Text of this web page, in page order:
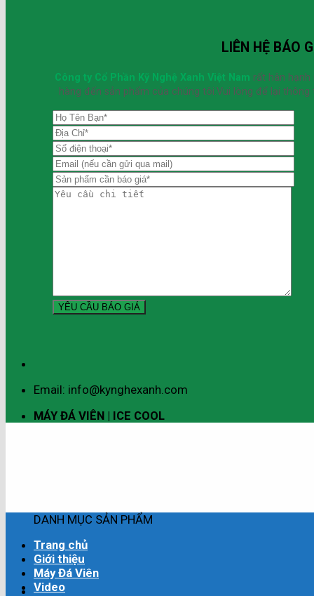
LIÊN HỆ BÁO
Công ty Cổ Phần Kỹ Nghệ Xanh Việt Nam rất hân
hàng đến sản phẩm của chúng tôi.Vui lòng để lại
Email: info@kynghexanh.com
MÁY ĐÁ VIÊN | ICE COOL
DANH MỤC SẢN PHẨM
Trang chủ
Giới thiệu
Máy Đá Viên
Video